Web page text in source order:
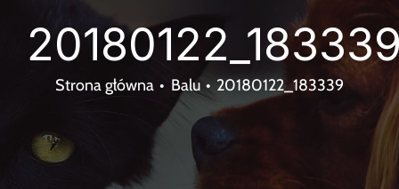
Wsparcie
Strona główna Balu 20180122_183339